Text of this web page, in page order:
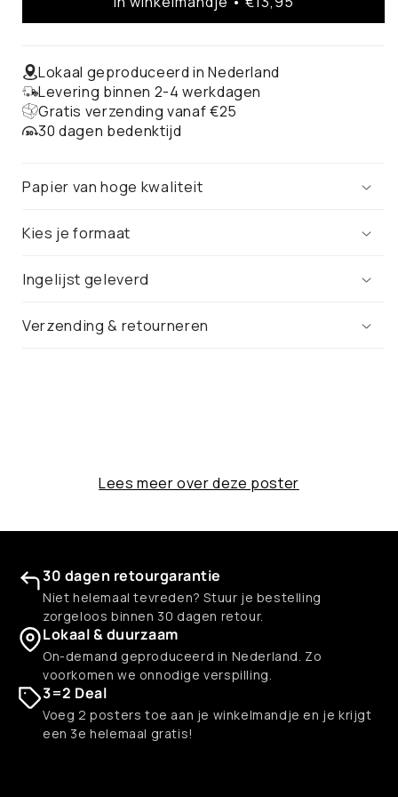
Stadskaart Stadskaart
Lokaal geproduceerd in Nederland
Levering binnen 2-4 werkdagen
Gratis verzending vanaf €25
30 dagen bedenktijd
Papier van hoge kwaliteit
Kies je formaat
Ingelijst geleverd
Verzending & retourneren
Lees meer over deze poster
30 dagen retourgarantie
Niet helemaal tevreden? Stuur je bestelling
zorgeloos binnen 30 dagen retour.
Lokaal & duurzaam
On-demand geproduceerd in Nederland. Zo
voorkomen we onnodige verspilling.
3=2 Deal
Voeg 2 posters toe aan je winkelmandje en je krijgt
een 3e helemaal gratis!